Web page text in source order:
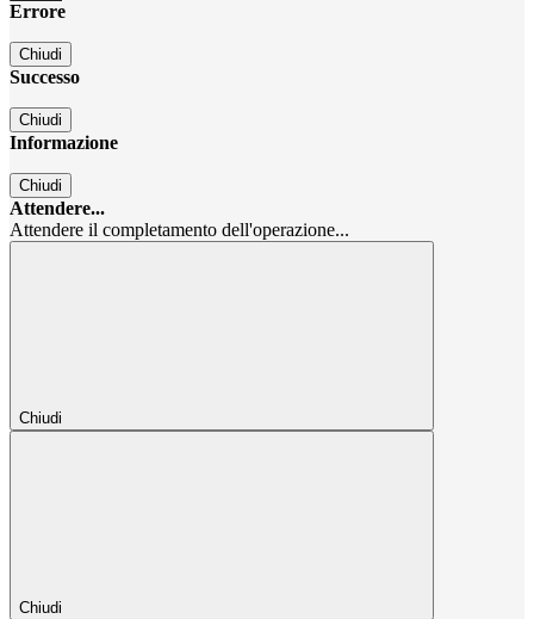
Errore
Chiudi
Successo
Chiudi
Informazione
Chiudi
Attendere...
Attendere il completamento dell'operazione...
Chiudi
Chiudi